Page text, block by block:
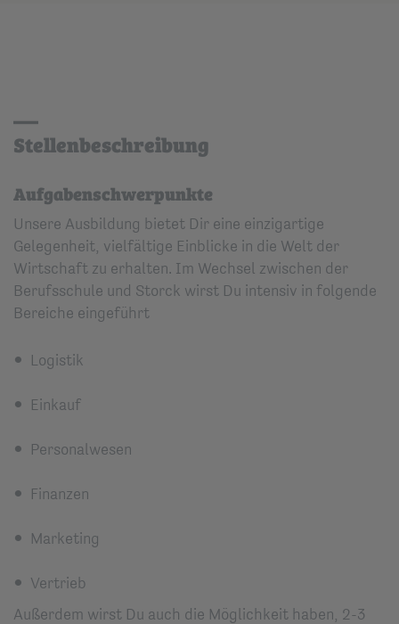
Stellenbeschreibung
Aufgabenschwerpunkte
Unsere Ausbildung bietet Dir eine einzigartige
Gelegenheit, vielfältige Einblicke in die Welt der
Wirtschaft zu erhalten. Im Wechsel zwischen der
Berufsschule und Storck wirst Du intensiv in folgende
Bereiche eingeführt
Logistik
Einkauf
Personalwesen
Finanzen
Marketing
Vertrieb
Außerdem wirst Du auch die Möglichkeit haben, 2-3